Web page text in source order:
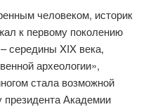
человеком, историк
к первому поколению
середины XIX века,
археологии»,
стала возможной
президента Академии